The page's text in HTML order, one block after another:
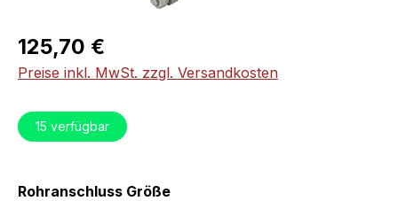
Regulärer Preis:
125,70 €
Preise inkl. MwSt. zzgl. Versandkosten
15 verfügbar
Rohranschluss Größeauswählen